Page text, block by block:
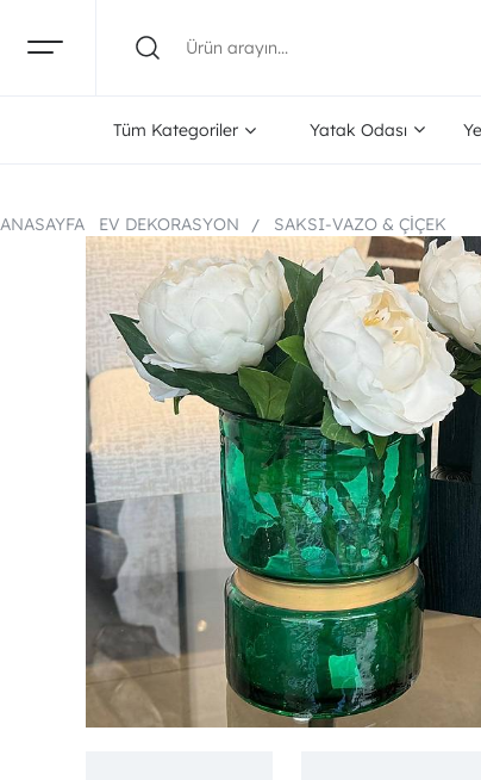
Tüm Kategoriler Yatak Odası
ANASAYFA EV DEKORASYON SAKSI-VAZO & ÇIÇEK